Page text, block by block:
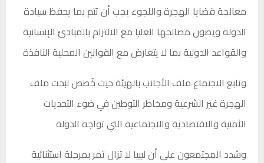
معالجة قضايا الهجرة واللجوء يجب أن تتم بما يحفظ سيادة
الدولة ويصون مصالحها العليا مع الالتزام بالمبادئ الإنسانية
والقواعد الدولية بما لا يتعارض مع القوانين المحلية النافذة
وتابع الاجتماع ملف الأجانب بالهيئة حيث خُصص لبحث ملف
الهجرة غير الشرعية ومخاطر التوطين في ضوء التحديات
الأمنية والاقتصادية والاجتماعية التي تواجه الدولة
وشدد المجتمعون على أن ليبيا لا تزال تمر بمرحلة استثنائية